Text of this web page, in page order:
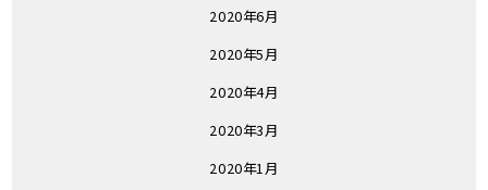
2020年6月
2020年5月
2020年4月
2020年3月
2020年1月